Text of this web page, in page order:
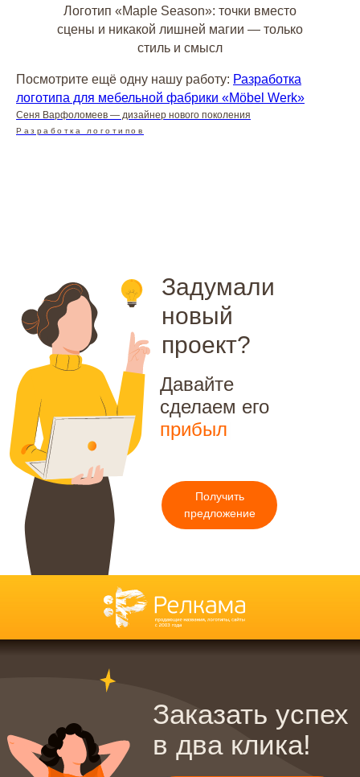
Логотип «Maple Season»: точки вместо
сцены и никакой лишней магии — только
стиль и смысл
Посмотрите ещё одну нашу работу: Разработка
логотипа для мебельной фабрики «Möbel Werk»
Сеня Варфоломеев — дизайнер нового поколения
Разработка логотипов
Задумали
новый
проект?
Давайте
сделаем его
|
Получить
предложение
Портфолио
Дизайн
Копирайтинг
Фирменный стиль
Дизайн
Фирменный стиль
Нейминг малого бизнеса
Нейминг интернет-магазина
Нейминг ресторана
Оппозиционный нейминг
Нейминг магазина
Нейминг мебельной фирмы
Разработка корпоративных
сайтов
Дизайн инвестиционных тизеров
Разработка сайта на Тильде
Рекламные тексты
Нейминг салона красоты
Интернет-продвижение
Нейминг
Редакционная политика
Отзывы
Команда
Партнёры
Агентство